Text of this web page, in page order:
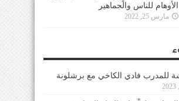
الأوهام للناس والجماهير
مارس 25, 2022
للمدرب فادي الكاخي مع برشلونة